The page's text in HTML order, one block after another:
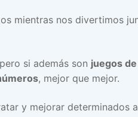
mientras nos divertimos
pero si además son juegos
, mejor que mejor.
y mejorar determinados